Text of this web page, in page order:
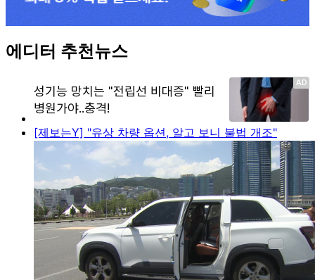
에디터 추천뉴스
[제보는Y] "유상 차량 옵션, 알고 보니 불법 개조"